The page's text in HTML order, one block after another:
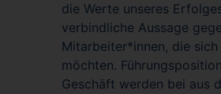
die Werte unseres
verbindliche Aussage
Mitarbeiter*innen, die
möchten.
Geschäft werden bei aus